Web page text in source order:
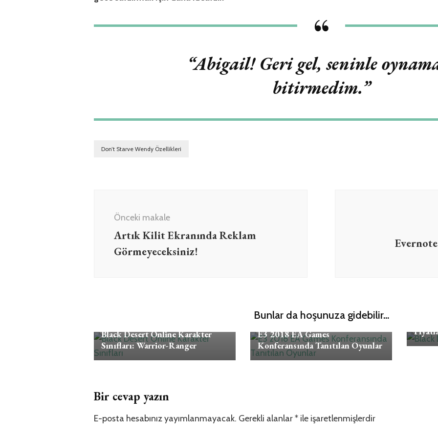
“Abigail! Geri gel, seninle
bitirmedim.”
Don’t Starve Wendy Özellikleri
dolaşımı
Önceki makale
Artık Kilit Ekranında Reklam
Görmeyeceksiniz!
Bunlar da hoşunuza gidebilir...
Black Desert Online Karakter
Sınıfları: Warrior-Ranger
Oyun
E3 2018 EA Games
Konferansında Tanıtılan Oyunlar
Bir cevap yazın
E-posta hesabınız yayımlanmayacak. Gerekli alanlar* ile işaretlenmişlerdir